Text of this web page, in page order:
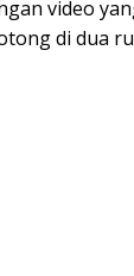
video
di dua